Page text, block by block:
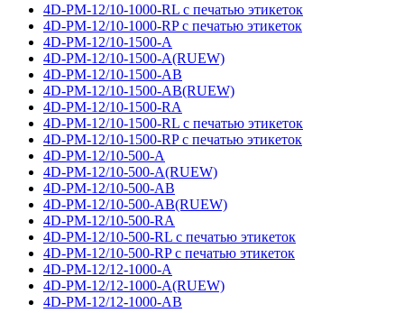
4D-PM-12/10-1000-RL с печатью этикеток
4D-PM-12/10-1000-RP с печатью этикеток
4D-PM-12/10-1500-A
4D-PM-12/10-1500-A(RUEW)
4D-PM-12/10-1500-AB
4D-PM-12/10-1500-AB(RUEW)
4D-PM-12/10-1500-RA
4D-PM-12/10-1500-RL с печатью этикеток
4D-PM-12/10-1500-RP с печатью этикеток
4D-PM-12/10-500-A
4D-PM-12/10-500-A(RUEW)
4D-PM-12/10-500-AB
4D-PM-12/10-500-AB(RUEW)
4D-PM-12/10-500-RA
4D-PM-12/10-500-RL с печатью этикеток
4D-PM-12/10-500-RP с печатью этикеток
4D-PM-12/12-1000-A
4D-PM-12/12-1000-A(RUEW)
4D-PM-12/12-1000-AB